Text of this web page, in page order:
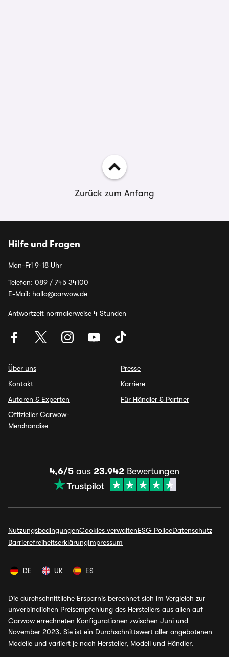
Zurück zum Anfang
Hilfe und Fragen
Mon-Fri 9-18 Uhr
Telefon: 089 / 745 34100
E-Mail: hallo@carwow.de
Antwortzeit normalerweise 4 Stunden
Über uns
Kontakt
Autoren & Experten
Offizieller Carwow-
Merchandise
Presse
Karriere
Für Händler & Partner
4,6/5 aus 23.942 Bewertungen
NutzungsbedingungenCookies verwaltenESG PoliceDatenschutz
BarrierefreiheitserklärungImpressum
DE UK ES
Die durchschnittliche Ersparnis berechnet sich im Vergleich zur
unverbindlichen Preisempfehlung des Herstellers aus allen auf
Carwow errechneten Konfigurationen zwischen Juni und
November 2023. Sie ist ein Durchschnittswert aller angebotenen
Modelle und variiert je nach Hersteller, Modell und Händler.